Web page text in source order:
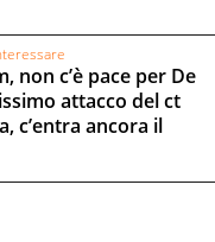
non c’è pace per De
attacco del ct
c’entra ancora il